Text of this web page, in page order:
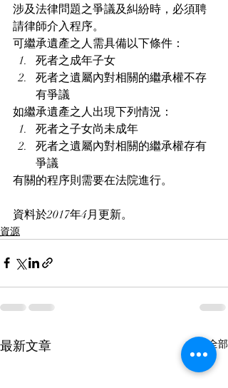
涉及法律問題之爭議及糾紛時，必須聘
請律師介入程序。
可繼承遺產之人需具備以下條件：
死者之成年子女
死者之遺屬內對相關的繼承權不存
有爭議
如繼承遺產之人出現下列情況：
死者之子女尚未成年
死者之遺屬內對相關的繼承權存有
爭議
有關的程序則需要在法院進行。
​資料於2017年4月更新。
資源
最新文章 查看全部